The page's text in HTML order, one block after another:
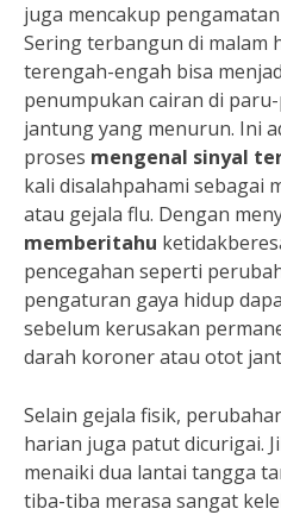
juga mencakup
Sering terbangun di malam
terengah-engah bisa
penumpukan cairan di
jantung yang menurun. Ini
proses mengenal sinyal
kali disalahpahami sebagai
atau gejala flu. Dengan
memberitahu
pencegahan seperti
pengaturan gaya hidup
sebelum kerusakan
darah koroner atau otot
Selain gejala fisik,
harian juga patut dicurigai.
menaiki dua lantai tangga
tiba-tiba merasa sangat